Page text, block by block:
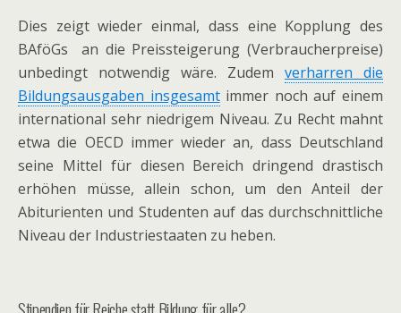
Dies zeigt wieder einmal, dass eine Kopplung des
BAföGs an die Preissteigerung (Verbraucherpreise)
unbedingt notwendig wäre. Zudem verharren die
Bildungsausgaben insgesamtimmer noch auf einem
international sehr niedrigem Niveau. Zu Recht mahnt
etwa die OECD immer wieder an, dass Deutschland
seine Mittel für diesen Bereich dringend drastisch
erhöhen müsse, allein schon, um den Anteil der
Abiturienten und Studenten auf das durchschnittliche
Niveau der Industriestaaten zu heben.